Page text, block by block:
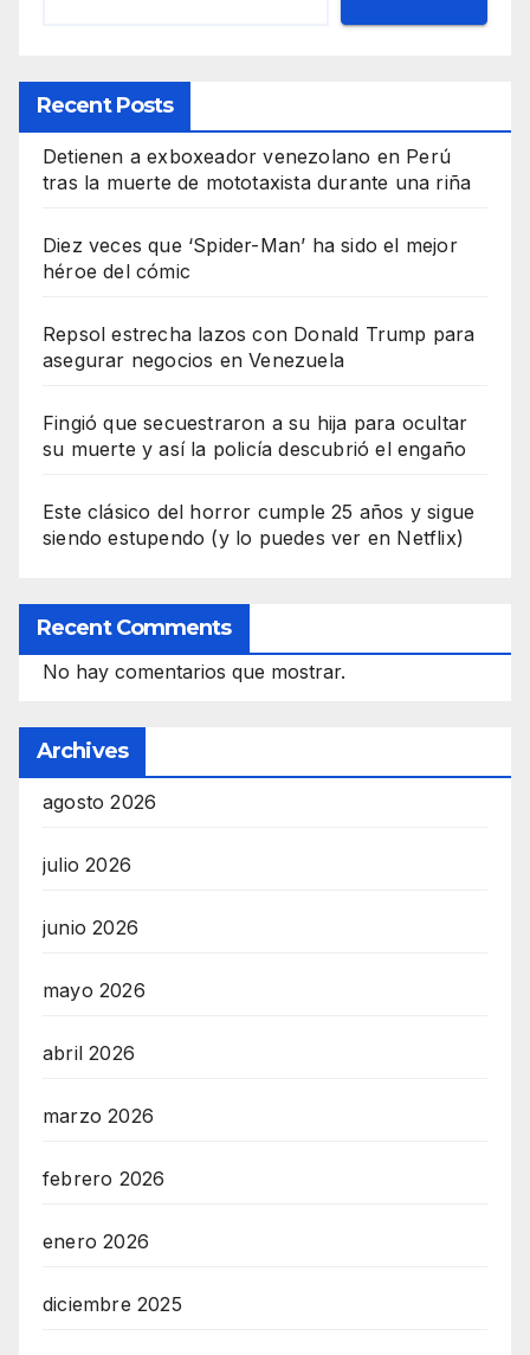
Recent Posts
Detienen a exboxeador venezolano en Perú
tras la muerte de mototaxista durante una riña
Diez veces que ‘Spider-Man’ ha sido el mejor
héroe del cómic
Repsol estrecha lazos con Donald Trump para
asegurar negocios en Venezuela
Fingió que secuestraron a su hija para ocultar
su muerte y así la policía descubrió el engaño
Este clásico del horror cumple 25 años y sigue
siendo estupendo (y lo puedes ver en Netflix)
Recent Comments
No hay comentarios que mostrar.
Archives
agosto 2026
julio 2026
junio 2026
mayo 2026
abril 2026
marzo 2026
febrero 2026
enero 2026
diciembre 2025